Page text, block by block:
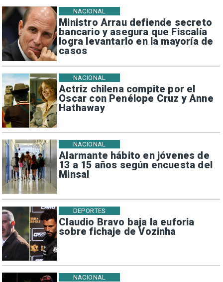
Ministro Arrau defiende secreto
bancario y asegura que Fiscalía
logra levantarlo en la mayoría de
casos
NACIONAL
Actriz chilena compite por el
Oscar con Penélope Cruz y Anne
Hathaway
NACIONAL
Alarmante hábito en jóvenes de
13 a 15 años según encuesta del
Minsal
NACIONAL
Claudio Bravo baja la euforia
sobre fichaje de Vozinha
DEPORTES
NACIONAL